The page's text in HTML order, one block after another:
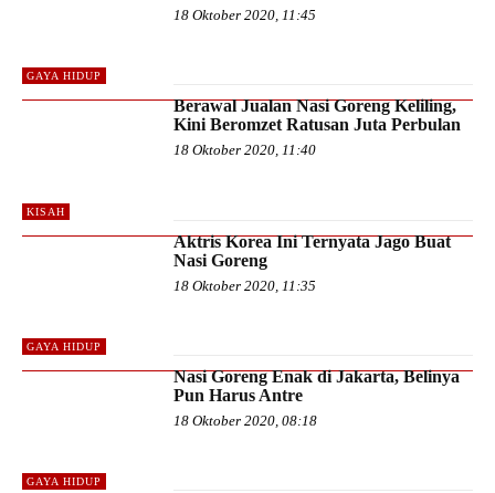
GAYA HIDUP
18 Oktober 2020, 11:45
KISAH
Berawal Jualan Nasi Goreng Keliling,
Kini Beromzet Ratusan Juta Perbulan
18 Oktober 2020, 11:40
GAYA HIDUP
Aktris Korea Ini Ternyata Jago Buat
Nasi Goreng
18 Oktober 2020, 11:35
GAYA HIDUP
Nasi Goreng Enak di Jakarta, Belinya
Pun Harus Antre
18 Oktober 2020, 08:18